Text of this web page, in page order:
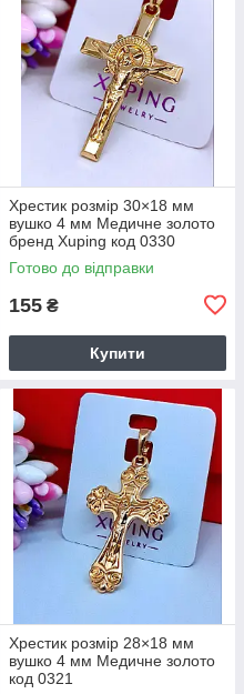
Хрестик розмір 30×18 мм
вушко 4 мм Медичне золото
бренд Xuping код 0330
Готово до відправки
155 ₴
Купити
Хрестик розмір 28×18 мм
вушко 4 мм Медичне золото
код 0321